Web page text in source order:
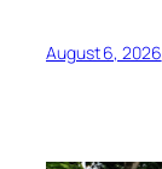
August 6, 2026